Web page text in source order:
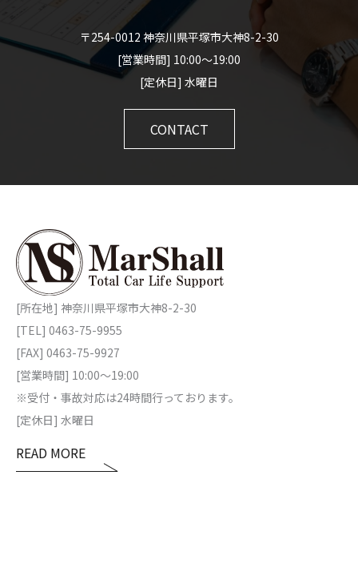
〒254-0012 神奈川県平塚市大神8-2-30
[営業時間] 10:00～19:00
[定休日] 水曜日
CONTACT
[所在地] 神奈川県平塚市大神8-2-30
[TEL] 0463-75-9955
[FAX] 0463-75-9927
[営業時間] 10:00～19:00
※受付・事故対応は24時間行っております。
[定休日] 水曜日
READ MORE